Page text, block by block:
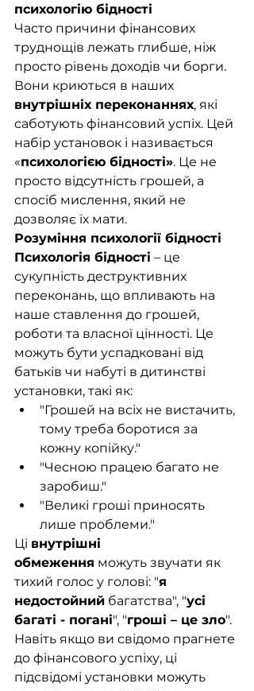
психологію бідності
Часто причини фінансових
труднощів лежать глибше, ніж
просто рівень доходів чи борги.
Вони криються в наших
внутрішніх переконаннях, які
саботують фінансовий успіх. Цей
набір установок і називається
«психологією бідності». Це не
просто відсутність грошей, а
спосіб мислення, який не
дозволяє їх мати.
Розуміння психології бідності
Психологія бідності – це
сукупність деструктивних
переконань, що впливають на
наше ставлення до грошей,
роботи та власної цінності. Це
можуть бути успадковані від
батьків чи набуті в дитинстві
установки, такі як:
"Грошей на всіх не вистачить,
тому треба боротися за
кожну копійку."
"Чесною працею багато не
заробиш."
"Великі гроші приносять
лише проблеми."
Ці внутрішні
обмеження можуть звучати як
тихий голос у голові: "я
недостойний багатства", "усі
багаті - погані", "гроші – це зло".
Навіть якщо ви свідомо прагнете
до фінансового успіху, ці
підсвідомі установки можуть